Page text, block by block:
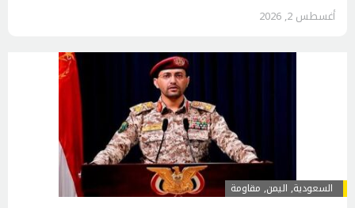
أغسطس 2, 2026
السعودية, اليمن, مقاومة